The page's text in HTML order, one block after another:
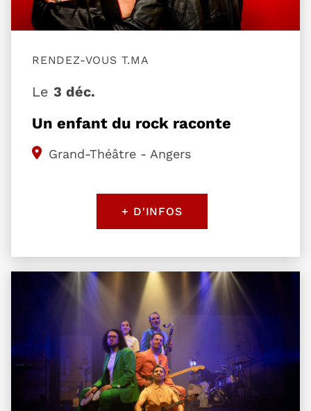
Un enfant du rock raconte
RENDEZ-VOUS T.MA
Le 3 déc.
Grand-Théâtre - Angers
+ D'INFOS
Plus d'information sur l'évènement Ego le